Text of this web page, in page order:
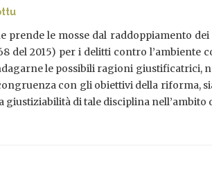
prende le mosse dal raddoppiamento
del 2015) per i delitti contro l’ambiente
le possibili ragioni giustificatrici,
con gli obiettivi della riforma,
giustiziabilità di tale disciplina